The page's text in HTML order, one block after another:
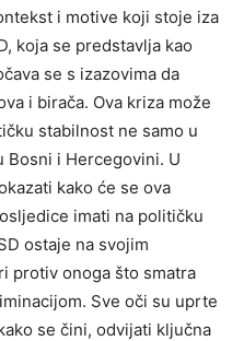
i motive koji stoje iza
koja se predstavlja kao
se s izazovima da
i birača. Ova kriza može
stabilnost ne samo u
Bosni i Hercegovini. U
kako će se ova
imati na političku
ostaje na svojim
protiv onoga što smatra
Sve oči su uprte
se čini, odvijati ključna